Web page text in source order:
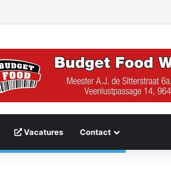
Vacatures Contact